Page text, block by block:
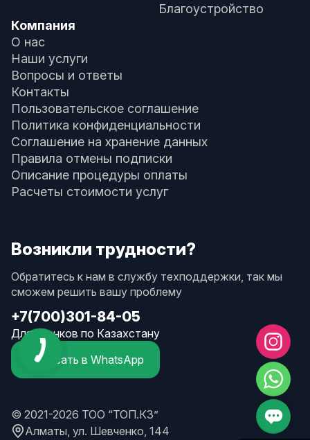
Благоустройство
Компания
О нас
Наши услуги
Вопросы и ответы
Контакты
Пользовательское соглашение
Политика конфиденциальности
Соглашение на хранение данных
Правила отмены подписки
Описание процедуры оплаты
Расчеты стоимости услуг
Возникли трудности?
Обратитесь к нам в службу техподдержки, так мы
сможем решить вашу проблему
+7(700)301-84-05
Для звонков по Казахстану
Написать в WhatsApp
© 2021-2026 ТОО “ТОП.КЗ”
Алматы, ул. Шевченко, 144